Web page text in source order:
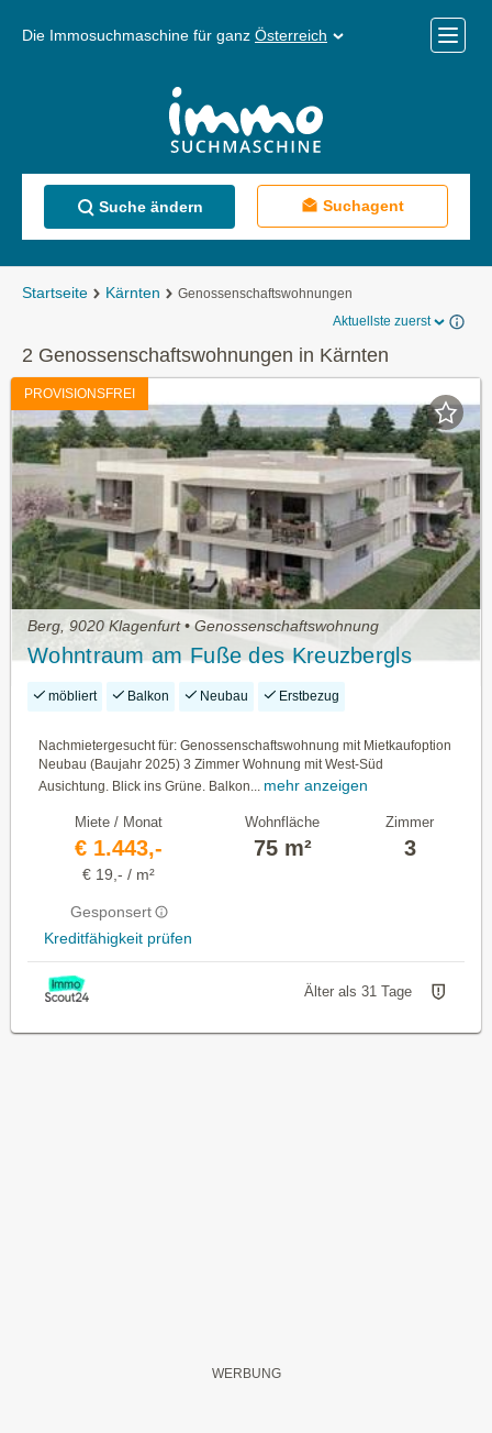
Die Immosuchmaschine für ganz Österreich
Menü
Suche ändern Suchagent
Startseite Kärnten
Genossenschaftswohnungen
Aktuellste zuerst
2 Genossenschaftswohnungen in Kärnten
PROVISIONSFREI
Berg, 9020 Klagenfurt • Genossenschaftswohnung
Wohntraum am Fuße des Kreuzbergls
möbliert Balkon Neubau Erstbezug
Nachmietergesucht für: Genossenschaftswohnung mit Mietkaufoption
Neubau (Baujahr 2025) 3 Zimmer Wohnung mit West-Süd
Ausichtung. Blick ins Grüne. Balkon...
mehr anzeigen
Miete / Monat
€ 1.443,-
€ 19,- / m²
Gesponsert
Kreditfähigkeit prüfen
Wohnfläche
75 m²
Zimmer
3
Älter als 31 Tage